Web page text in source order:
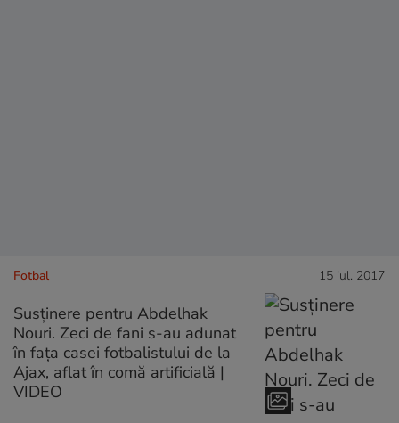
Fotbal 15 iul. 2017
Susținere pentru Abdelhak
Nouri. Zeci de fani s-au adunat
în fața casei fotbalistului de la
Ajax, aflat în comă artificială |
VIDEO